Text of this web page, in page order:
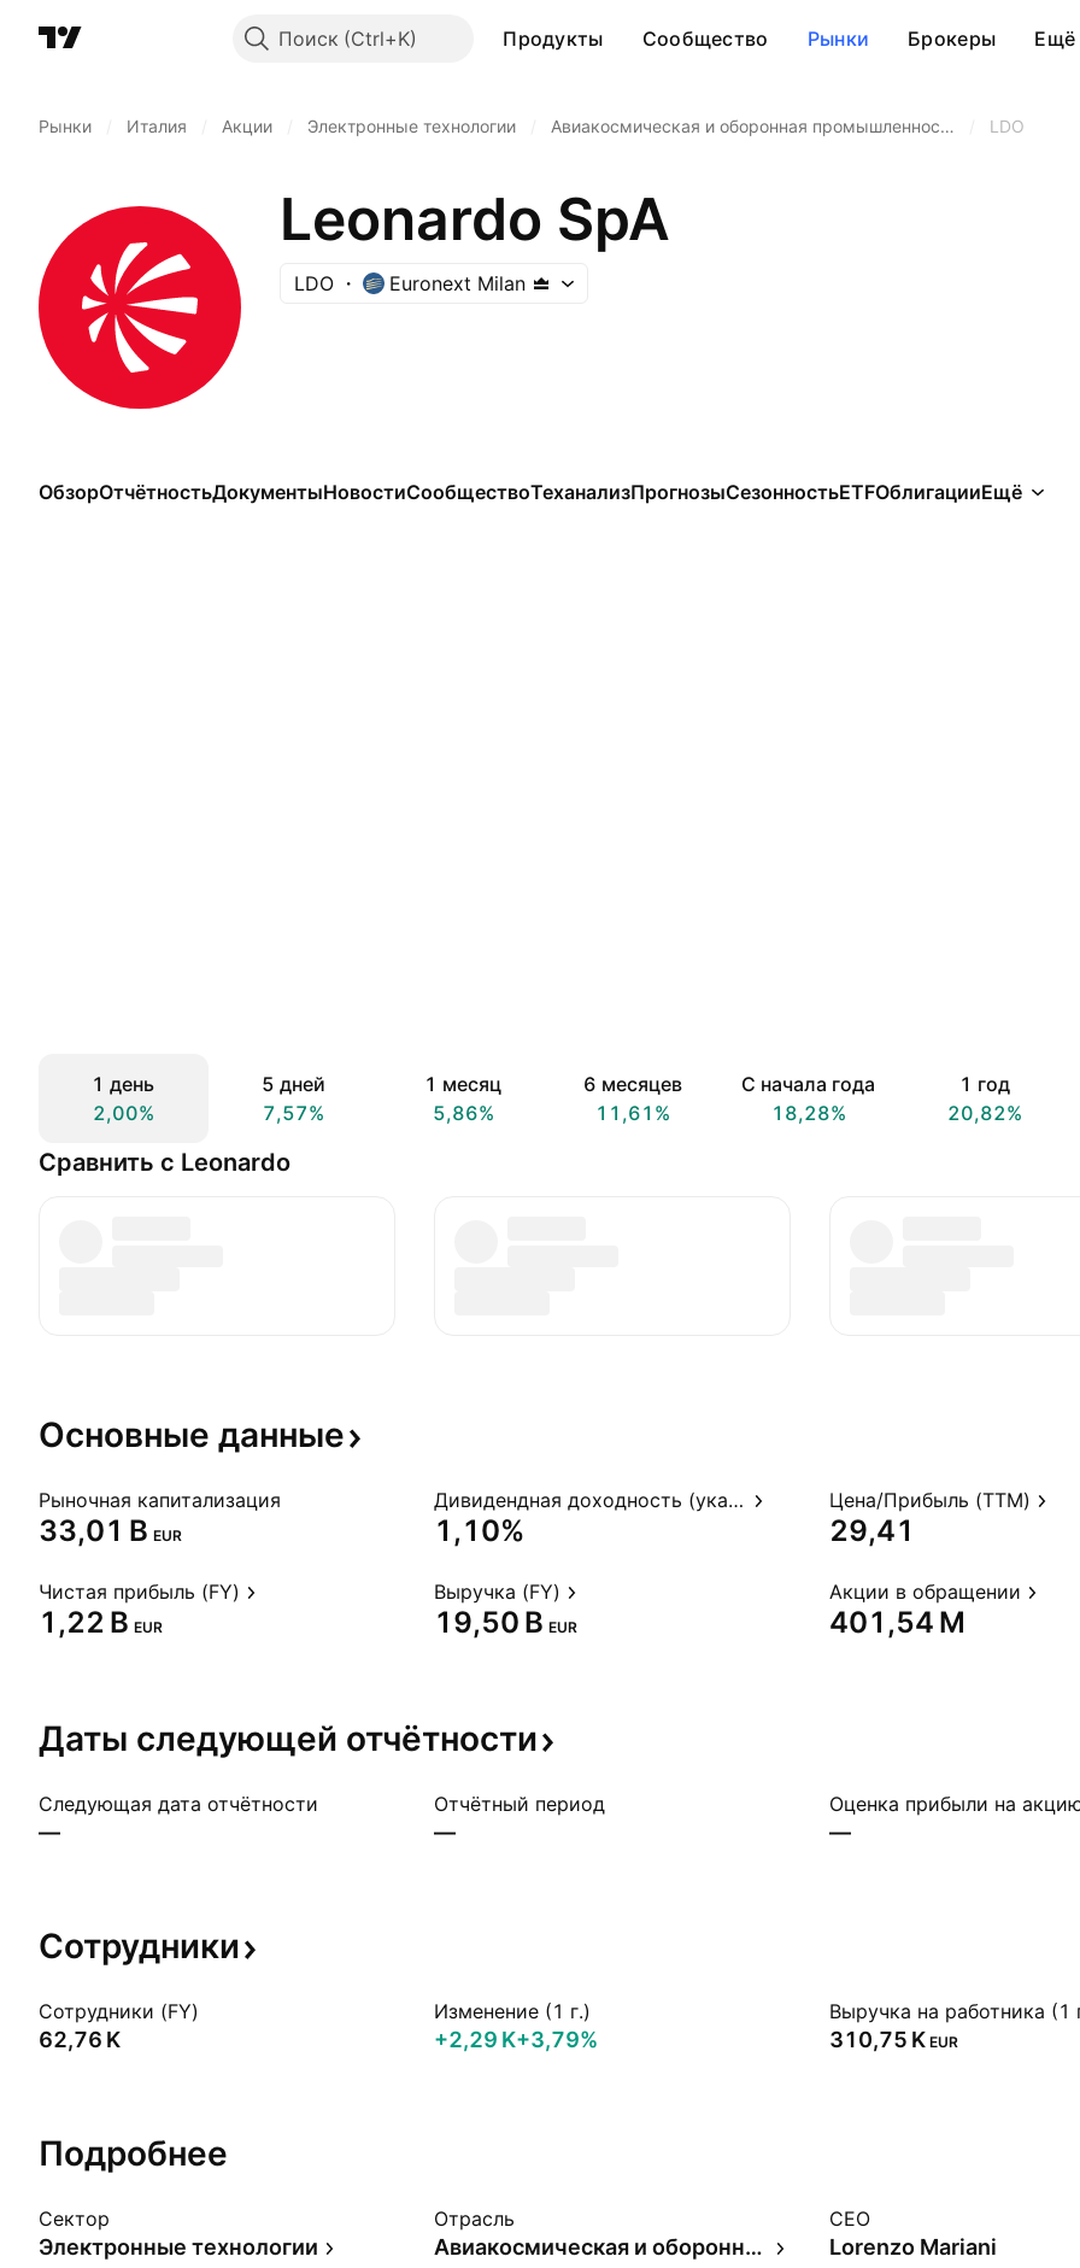
Поиск Продукты Сообщество Рынки Брокеры Ещё
Рынки Италия Акции Электронные технологии Авиакосмическая и оборонная промышленнос… LDO
Leonardo SpA
LDO Euronext Milan
ОбзорОтчётностьДокументыНовостиСообществоТеханализПрогнозыСезонностьETFОблигацииЕщё
1 день
2,00%
5 дней
7,57%
1 месяц
5,86%
6 месяцев
11,61%
С начала года
18,28%
1 год
20,82%
Сравнить с Leonardo
Основные данные
Рыночная капитализация
‪33,01 B‬ EUR
Дивидендная доходность (указ.)
1,10%
Цена/Прибыль (TTM)
29,41
Чистая прибыль (FY)
‪1,22 B‬ EUR
Выручка (FY)
‪19,50 B‬ EUR
Акции в обращении
‪401,54 M‬
Даты следующей отчётности
Следующая дата отчётности
—
Отчётный период
—
Оценка прибыли на
—
Сотрудники
Сотрудники (FY)
‪62,76 K‬
Изменение (1 г.)
‪+2,29 K‬+3,79%
Выручка на работника (1
‪310,75 K‬ EUR
Подробнее
Сектор
Электронные технологии
Отрасль
Авиакосмическая и оборонная промышленность
CEO
Lorenzo Mariani